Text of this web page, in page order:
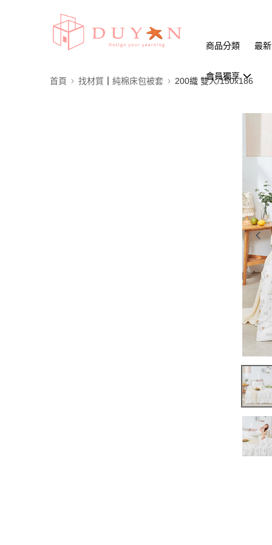
商品分類 最
會員獨享
首頁 找材質┃純棉床包被套 200織 雙人/150x186